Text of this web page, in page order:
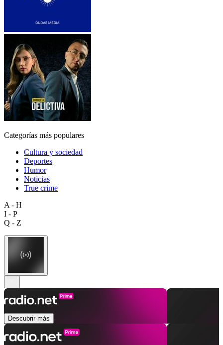
Categorías más populares
Cultura y sociedad
Deportes
Humor
Noticias
True crime
A - H
I - P
Q - Z
Descubrir más